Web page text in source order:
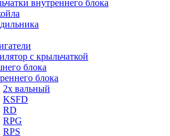
внутреннего блока
с крыльчаткой
блока
блока
2х вальный
KSFD
RD
RPG
RPS